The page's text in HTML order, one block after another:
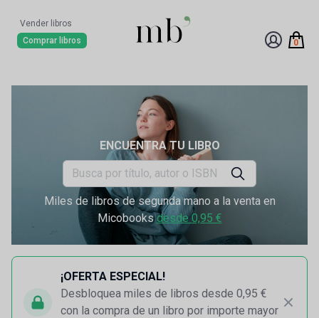
Vender libros
Comprar libros
0
ENCUENTRA TU LIBRO
Miles de libros de segunda mano a la venta en
Micobooksdesde 0,95 €
¡OFERTA ESPECIAL!
Desbloquea miles de libros desde 0,95 €
con la compra de un libro por importe mayor